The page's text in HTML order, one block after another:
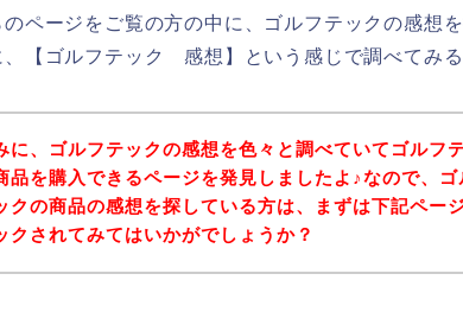
ページをご覧の方の中に、ゴルフテックの感想
、【ゴルフテック 感想】という感じで調べてみ
に、ゴルフテックの感想を色々と調べていてゴルフ
品を購入できるページを発見しましたよ♪なので、ゴ
クの商品の感想を探している方は、まずは下記ペー
クされてみてはいかがでしょうか？